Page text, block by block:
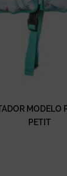
MODELO
PETIT